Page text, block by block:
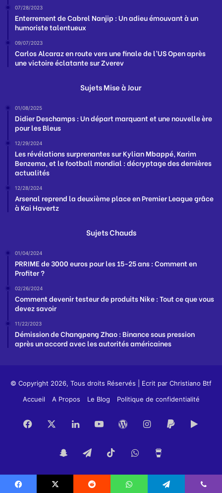
07/28/2023
Enterrement de Cabrel Nanjip : Un adieu émouvant à un
humoriste talentueux
09/07/2023
Carlos Alcaraz en route vers une finale de l’US Open après
une victoire éclatante sur Zverev
Sujets Mise à Jour
01/08/2025
Didier Deschamps : Un départ marquant et une nouvelle ère
pour les Bleus
12/29/2024
Les révélations surprenantes sur Kylian Mbappé, Karim
Benzema, et le football mondial : décryptage des dernières
actualités
12/28/2024
Arsenal reprend la deuxième place en Premier League grâce
à Kai Havertz
Sujets Chauds
01/04/2024
PRRIME de 3000 euros pour les 15-25 ans : Comment en
Profiter ?
02/26/2024
Comment devenir testeur de produits Nike : Tout ce que vous
devez savoir
11/22/2023
Démission de Changpeng Zhao : Binance sous pression
après un accord avec les autorités américaines
© Copyright 2026, Tous droits Réservés | Ecrit par Christiano Btf
Accueil
A Propos Le Blog Politique de confidentialité
Facebook LinkedinYouTubeWordPress
Instagram
PayPal
SnapchatTelegramTikTokWhatsApp
Me